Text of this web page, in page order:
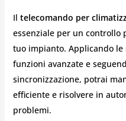
Il telecomando per
essenziale per un controllo
tuo impianto. Applicando
funzioni avanzate e
sincronizzazione, potrai
efficiente e risolvere in
problemi.